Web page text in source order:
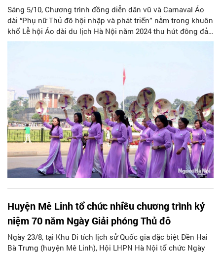
Sáng 5/10, Chương trình đồng diễn dân vũ và Carnaval Áo
dài “Phụ nữ Thủ đô hội nhập và phát triển” nằm trong khuôn
khổ Lễ hội Áo dài du lịch Hà Nội năm 2024 thu hút đông đảo
sự quan tâm của nhân dân Thủ đô cùng du khách trong và
Huyện Mê Linh tổ chức nhiều chương trình kỷ
niệm 70 năm Ngày Giải phóng Thủ đô
Ngày 23/8, tại Khu Di tích lịch sử Quốc gia đặc biệt Đền Hai
Bà Trưng (huyện Mê Linh), Hội LHPN Hà Nội tổ chức Ngày